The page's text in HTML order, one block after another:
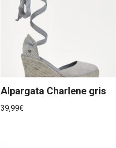
Alpargata Charlene gris
39,99€